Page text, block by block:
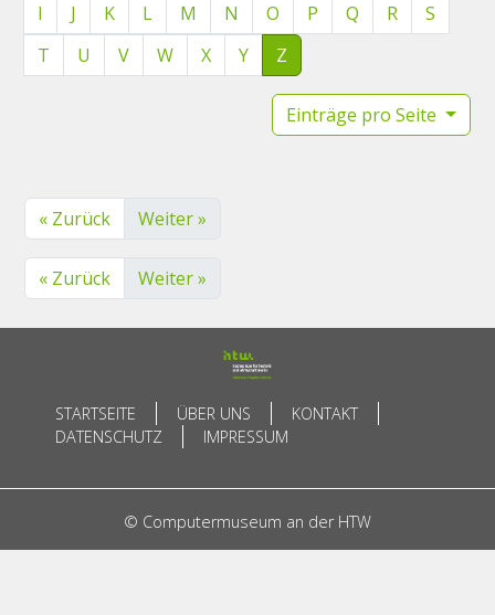
I
J K L M N O P Q R
S
T
U V W X Y Z
Einträge pro Seite
« Zurück Weiter »
« Zurück Weiter »
STARTSEITE ÜBER UNS
KONTAKT
DATENSCHUTZ
IMPRESSUM
© Computermuseum an der HTW